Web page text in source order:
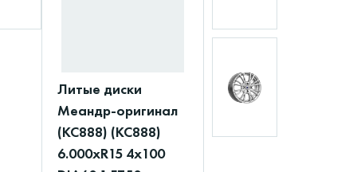
Литые диски
Меандр-оригинал
(КС888) (КС888)
6.000xR15 4x100